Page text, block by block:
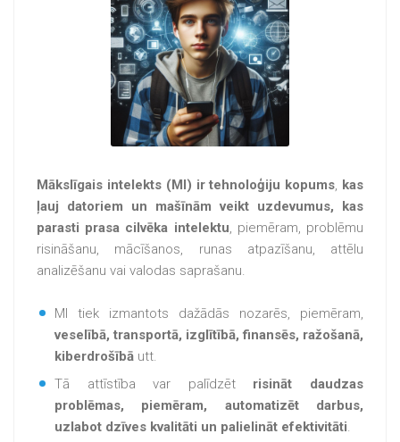
Mākslīgais intelekts (MI) ir tehnoloģiju kopums, kas
ļauj datoriem un mašīnām veikt uzdevumus, kas
parasti prasa cilvēka intelektu, piemēram, problēmu
risināšanu, mācīšanos, runas atpazīšanu, attēlu
analizēšanu vai valodas saprašanu.
MI tiek izmantots dažādās nozarēs, piemēram,
veselībā, transportā, izglītībā, finansēs, ražošanā,
kiberdrošībā utt.
Tā attīstība var palīdzēt risināt daudzas
problēmas, piemēram, automatizēt darbus,
uzlabot dzīves kvalitāti un palielināt efektivitāti.